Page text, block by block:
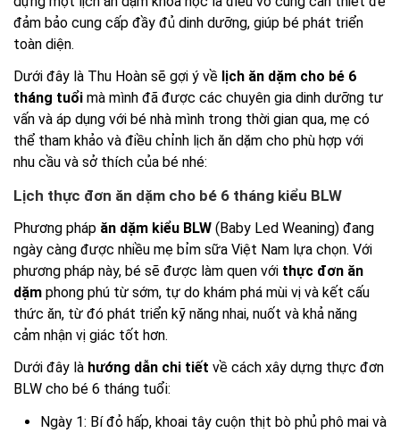
đảm bảo cung cấp đầy đủ dinh dưỡng, giúp bé phát triển
toàn diện.
Dưới đây là Thu Hoàn sẽ gợi ý về lịch ăn dặm cho bé 6
tháng tuổi mà mình đã được các chuyên gia dinh dưỡng tư
vấn và áp dụng với bé nhà mình trong thời gian qua, mẹ có
thể tham khảo và điều chỉnh lịch ăn dặm cho phù hợp với
nhu cầu và sở thích của bé nhé:
Lịch thực đơn ăn dặm cho bé 6 tháng kiểu BLW
Phương pháp ăn dặm kiểu BLW (Baby Led Weaning) đang
ngày càng được nhiều mẹ bỉm sữa Việt Nam lựa chọn. Với
phương pháp này, bé sẽ được làm quen với thực đơn ăn
dặm phong phú từ sớm, tự do khám phá mùi vị và kết cấu
thức ăn, từ đó phát triển kỹ năng nhai, nuốt và khả năng
cảm nhận vị giác tốt hơn.
Dưới đây là hướng dẫn chi tiết về cách xây dựng thực đơn
BLW cho bé 6 tháng tuổi:
Ngày 1: Bí đỏ hấp, khoai tây cuộn thịt bò phủ phô mai và